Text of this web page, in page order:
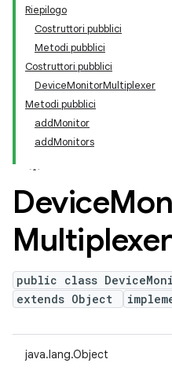
Riepilogo
Costruttori pubblici
Metodi pubblici
Costruttori pubblici
DeviceMonitorMultiplexer
Metodi pubblici
addMonitor
addMonitors
Device
Multiplexer
public class
extends Object
java.lang.Object